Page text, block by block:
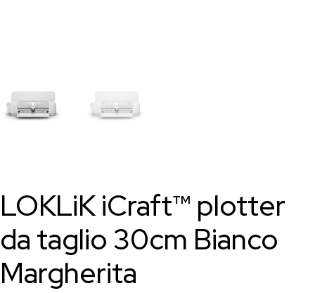
LOKLiK iCraft™ plotter
da taglio 30cm Bianco
Margherita